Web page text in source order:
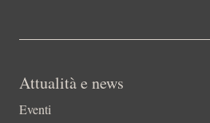
Attualità e news
Eventi